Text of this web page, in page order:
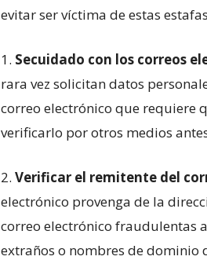
⁤evitar‍ ser víctima de⁤ estas
1. Secuidado⁢ con los correos
⁤rara vez solicitan datos
⁣correo electrónico que requiere
verificarlo por otros medios
2. Verificar el remitente del
electrónico provenga de ​la
correo electrónico​ fraudulentas
extraños o​ nombres de​ dominio